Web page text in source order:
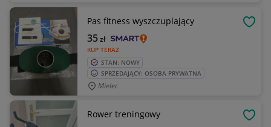
Pas fitness wyszczuplający
KUP TERAZ
35zł
STAN: NOWY
SPRZEDAJĄCY: OSOBA PRYWATNA
Mielec
Rower treningowy